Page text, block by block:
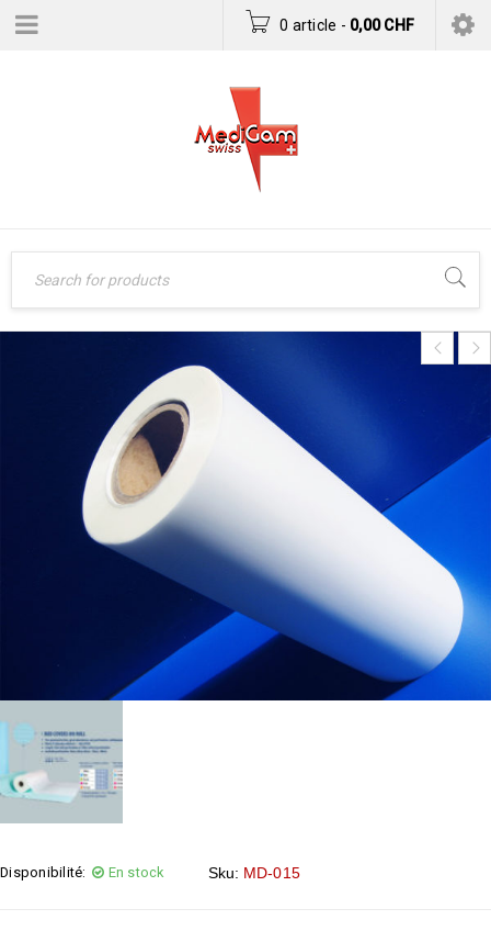
0 article - 0,00CHF
Disponibilité: En stock Sku: MD-015